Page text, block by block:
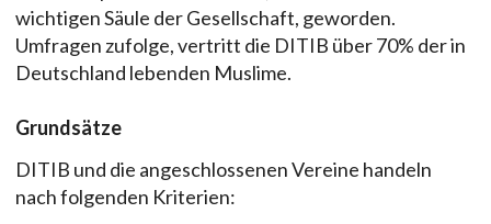
wichtigen Säule der Gesellschaft, geworden.
Umfragen zufolge, vertritt die DITIB über 70% der in
Deutschland lebenden Muslime.
Grundsätze
DITIB und die angeschlossenen Vereine handeln
nach folgenden Kriterien: